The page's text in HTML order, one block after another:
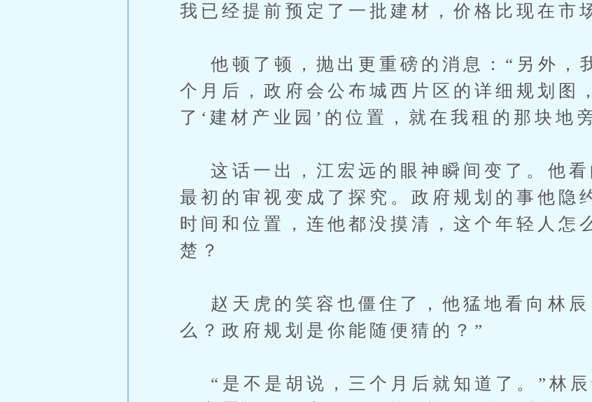
我已经提前预定了一批建材，价格比现在市
他顿了顿，抛出更重磅的消息：“另外，
个月后，政府会公布城西片区的详细规划图
了‘建材产业园’的位置，就在我租的那块地
这话一出，江宏远的眼神瞬间变了。他看
最初的审视变成了探究。政府规划的事他隐
时间和位置，连他都没摸清，这个年轻人怎
楚？
赵天虎的笑容也僵住了，他猛地看向林辰
么？政府规划是你能随便猜的？”
“是不是胡说，三个月后就知道了。”林辰